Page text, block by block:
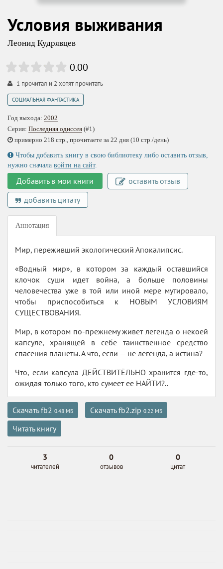
Условия выживания
Леонид Кудрявцев
0.00
1 прочитал и 2 хотят прочитать
СОЦИАЛЬНАЯ ФАНТАСТИКА
Год выхода: 2002
Серия: Последняя одиссея (#1)
примерно 218 стр., прочитаете за 22 дня (10 стр./день)
Чтобы добавить книгу в свою библиотеку либо оставить отзыв,
нужно сначала войти на сайт.
Добавить в мои книги
оставить отзыв
добавить цитату
Аннотация
Мир, переживший экологический Апокалипсис.
«Водный мир», в котором за каждый оставшийся
клочок суши идет война, а больше половины
человечества уже в той или иной мере мутировало,
чтобы приспособиться к НОВЫМ УСЛОВИЯМ
СУЩЕСТВОВАНИЯ.
Мир, в котором по-прежнему живет легенда о некоей
капсуле, хранящей в себе таинственное средство
спасения планеты. А что, если — не легенда, а истина?
Что, если капсула ДЕЙСТВИТЁЛЬНО хранится где-то,
ожидая только того, кто сумеет ее НАЙТИ?..
Скачать fb2 0.48 МБ Скачать fb2.zip 0.22 МБ
Читать книгу
3
читателей
0
отзывов
0
цитат